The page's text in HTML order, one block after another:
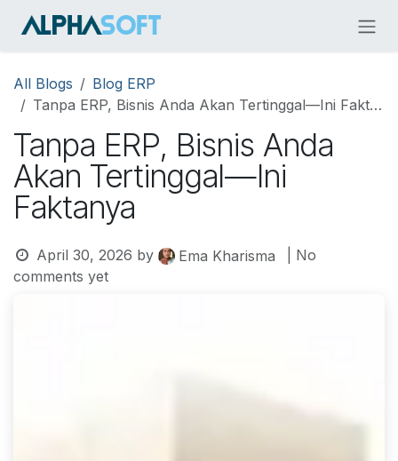
All Blogs
Blog ERP
Tanpa ERP, Bisnis Anda Akan Tertinggal—Ini Faktanya
Tanpa ERP, Bisnis Anda
Akan Tertinggal—Ini
Faktanya
April 30, 2026 by Ema Kharisma
| No
comments yet